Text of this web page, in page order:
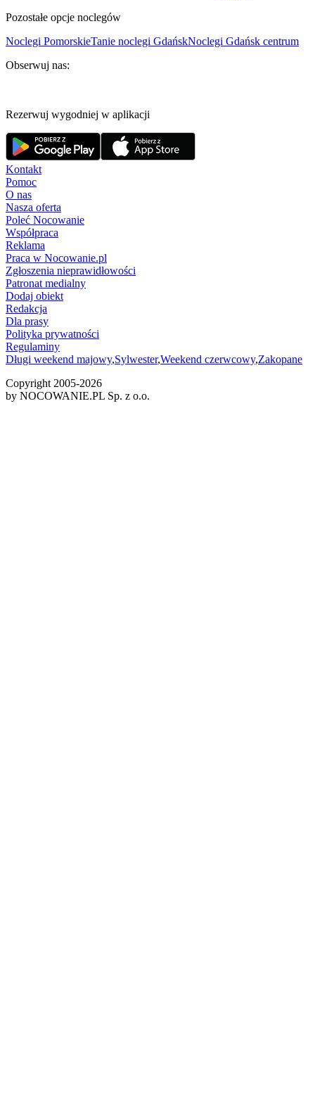
Pozostałe opcje noclegów
Noclegi PomorskieTanie noclegi GdańskNoclegi Gdańsk centrum
Obserwuj nas:
Rezerwuj wygodniej w aplikacji
Kontakt
Pomoc
O nas
Nasza oferta
Poleć Nocowanie
Współpraca
Reklama
Praca w Nocowanie.pl
Zgłoszenia nieprawidłowości
Patronat medialny
Dodaj obiekt
Redakcja
Dla prasy
Polityka prywatności
Regulaminy
Długi weekend majowy,Sylwester,Weekend czerwcowy,Zakopane
Copyright 2005-2026
by NOCOWANIE.PL Sp. z o.o.